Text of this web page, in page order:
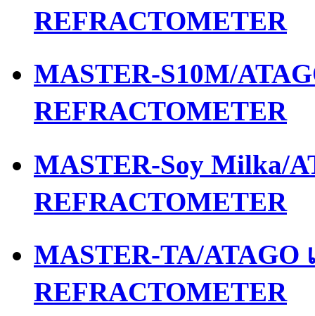
REFRACTOMETER
MASTER-S10M/
REFRACTOMETER
MASTER-Soy Milka/
REFRACTOMETER
MASTER-TA/
REFRACTOMETER